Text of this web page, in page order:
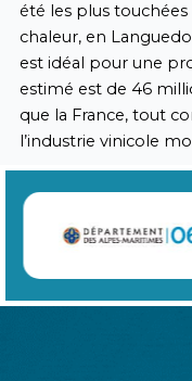
été les plus
chaleur, en
est idéal pour une
estimé est de 46
que la France, tout
l’industrie vinicole